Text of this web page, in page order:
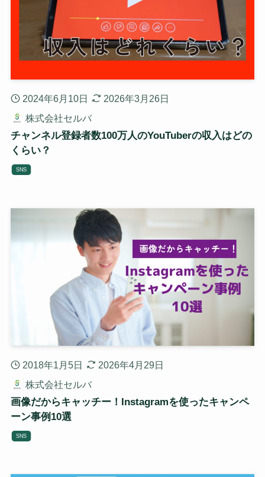
2024年6月10日
2026年3月26日
株式会社セルバ
チャンネル登録者数100万人のYouTuberの収入はどの
くらい？
SNS
2018年1月5日
2026年4月29日
株式会社セルバ
画像だからキャッチー！Instagramを使ったキャンペ
ーン事例10選
SNS